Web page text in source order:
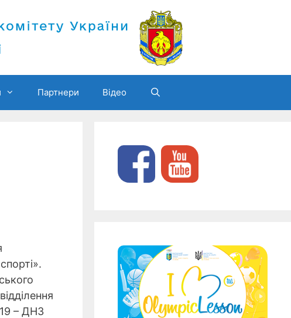
Партнери Відео
19 – ДНЗ